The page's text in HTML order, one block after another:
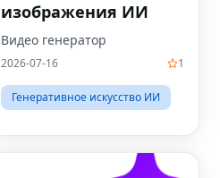
изображения ИИ
Видео генератор
2026-07-16 1
Генеративное искусство ИИ